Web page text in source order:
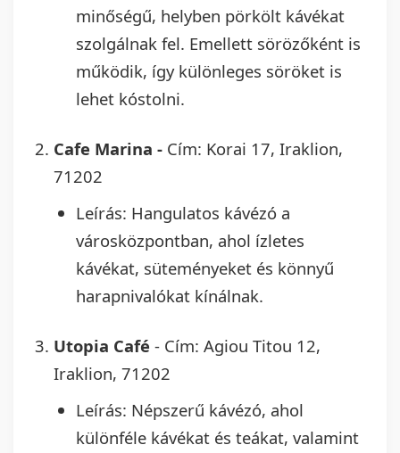
minőségű, helyben pörkölt kávékat
szolgálnak fel. Emellett sörözőként is
működik, így különleges söröket is
lehet kóstolni.
Cafe Marina - Cím: Korai 17, Iraklion,
71202
Leírás: Hangulatos kávézó a
városközpontban, ahol ízletes
kávékat, süteményeket és könnyű
harapnivalókat kínálnak.
Utopia Café - Cím: Agiou Titou 12,
Iraklion, 71202
Leírás: Népszerű kávézó, ahol
különféle kávékat és teákat, valamint